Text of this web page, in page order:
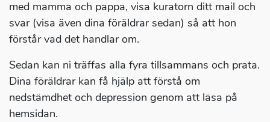
med mamma och pappa, visa kuratorn ditt mail och
svar (visa även dina föräldrar sedan) så att hon
förstår vad det handlar om.
Sedan kan ni träffas alla fyra tillsammans och prata.
Dina föräldrar kan få hjälp att förstå om
nedstämdhet och depression genom att läsa på
hemsidan.